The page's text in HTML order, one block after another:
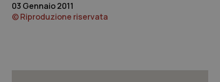
Sicilia
Neuroscienze & patologie neurodegenerative
03 Gennaio 2011
© Riproduzione riservata